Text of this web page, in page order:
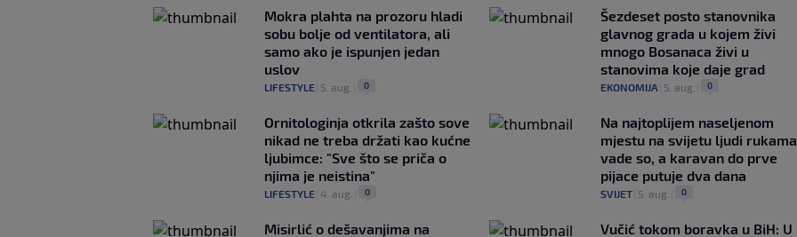
Mokra plahta na prozoru hladi
sobu bolje od ventilatora, ali
samo ako je ispunjen jedan
uslov
LIFESTYLE 5. aug. 0
Šezdeset posto stanovnika
glavnog grada u kojem živi
mnogo Bosanaca živi u
stanovima koje daje grad
EKONOMIJA 5. aug. 0
Ornitologinja otkrila zašto sove
nikad ne treba držati kao kućne
ljubimce: "Sve što se priča o
njima je neistina"
LIFESTYLE 4. aug. 0
Na najtoplijem naseljenom
mjestu na svijetu ljudi rukama
vade so, a karavan do prve
pijace putuje dva dana
SVIJET| 5. aug. 0
Misirlić o dešavanjima na
Vučić tokom boravka u BiH: U